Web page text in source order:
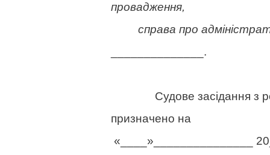
провадження,
справа про
______________.
Судове засідання з
«____»_______________